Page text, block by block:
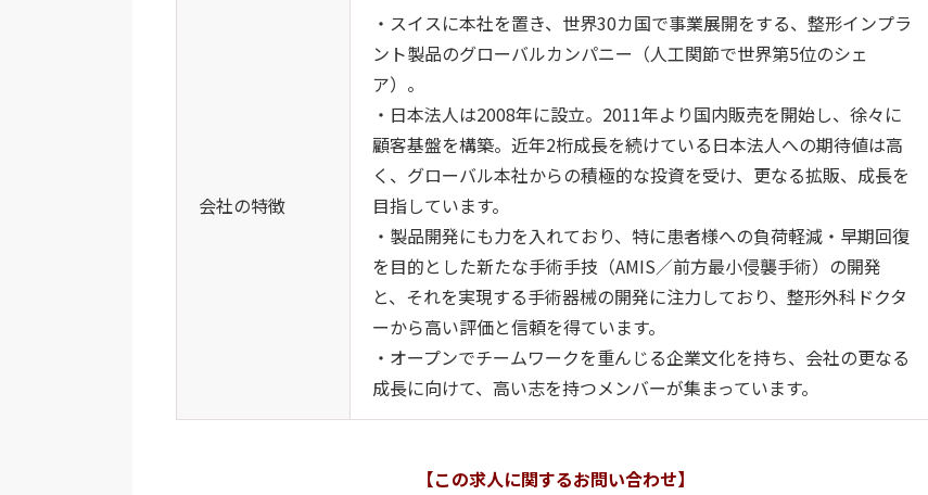
会社の特徴
・スイスに本社を置き、世界30カ国で事業展開をする、整形インプラ
ント製品のグローバルカンパニー（人工関節で世界第5位のシェ
ア）。
・日本法人は2008年に設立。2011年より国内販売を開始し、徐々に
顧客基盤を構築。近年2桁成長を続けている日本法人への期待値は高
く、グローバル本社からの積極的な投資を受け、更なる拡販、成長を
目指しています。
・製品開発にも力を入れており、特に患者様への負荷軽減・早期回復
を目的とした新たな手術手技（AMIS／前方最小侵襲手術）の開発
と、それを実現する手術器械の開発に注力しており、整形外科ドクタ
ーから高い評価と信頼を得ています。
・オープンでチームワークを重んじる企業文化を持ち、会社の更なる
成長に向けて、高い志を持つメンバーが集まっています。
【この求人に関するお問い合わせ】